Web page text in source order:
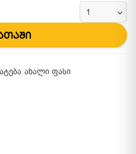
ახალი ფასი